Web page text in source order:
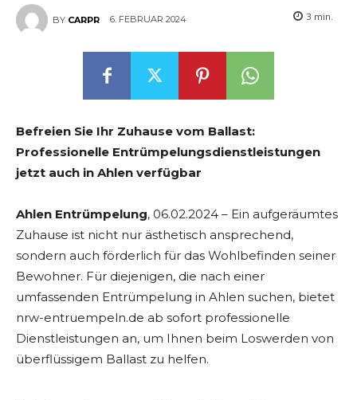
BY CARPR 6. FEBRUAR 2024 3 min.
Befreien Sie Ihr Zuhause vom Ballast:
Professionelle Entrümpelungsdienstleistungen
jetzt auch in Ahlen verfügbar
Ahlen Entrümpelung, 06.02.2024 – Ein aufgeräumtes
Zuhause ist nicht nur ästhetisch ansprechend,
sondern auch förderlich für das Wohlbefinden seiner
Bewohner. Für diejenigen, die nach einer
umfassenden Entrümpelung in Ahlen suchen, bietet
nrw-entruempeln.de ab sofort professionelle
Dienstleistungen an, um Ihnen beim Loswerden von
überflüssigem Ballast zu helfen.